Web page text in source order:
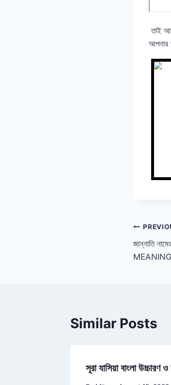
তাই
আপনার
Post
জান্নাতি
Similar Posts
সূরা যাসিয়া বাংলা উচ্চারণ